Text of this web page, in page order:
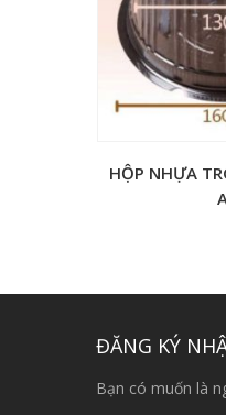
HỘP NHỰA
ĐĂNG KÝ
Bạn có muốn là